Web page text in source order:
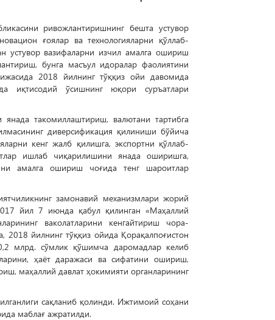
ривожлантиришнинг бешта устувор
ғоялар ва технологияларни қўллаб-
устувор вазифаларни изчил амалга ошириш
бунга масъул идоралар фаолиятини
2018 йилнинг тўққиз ойи давомида
иқтисодий ўсишнинг юқори суръатлари
янада такомиллаштириш, валютани тартибга
диверсификация қилиниши бўйича
кенг жалб қилишга, экспортни қўллаб-
ишлаб чиқарилишини янада оширишга,
амалга ошириш чоғида тенг шароитлар
замонавий механизмлари жорий
йил 7 июнда қабул қилинган «Маҳаллий
ваколатларини кенгайтириш чора-
йилнинг тўққиз ойида Қорақалпоғистон
млрд. сўмлик қўшимча даромадлар келиб
ҳаёт даражаси ва сифатини ошириш,
маҳаллий давлат ҳокимияти органларининг
сақланиб қолинди. Ижтимоий соҳани
маблағ ажратилди.